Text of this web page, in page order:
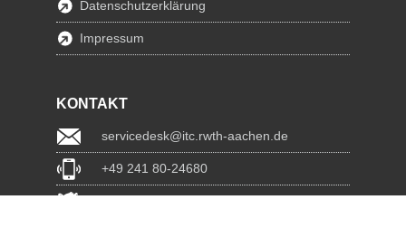
Datenschutzerklärung
Impressum
KONTAKT
servicedesk@itc.rwth-aachen.de
+49 241 80-24680